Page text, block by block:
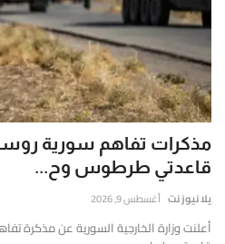
مذكرات تفاهم سورية
قاعدتي طرطوس وح...
يلا نيوز نت أغسطس 9, 2026
أعلنت وزارة الخارجية السورية عن مذكرة